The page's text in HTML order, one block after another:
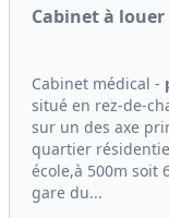
Cabinet à
Cabinet médical -
situé en rez-de-
sur un des axe
quartier
école,à 500m soit
gare du...